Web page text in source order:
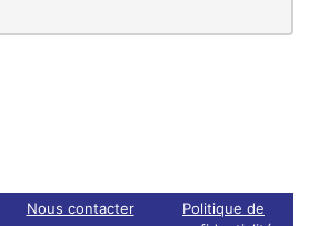
Nous contacter
Politique de